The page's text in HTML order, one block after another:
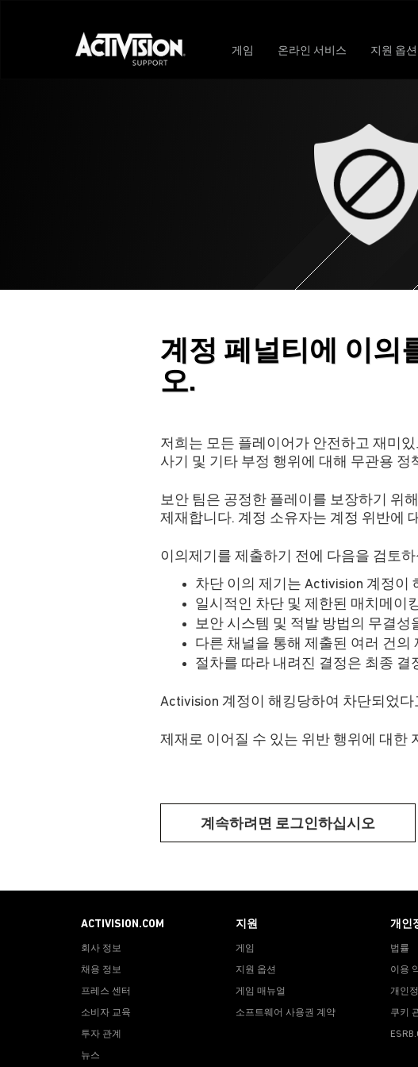
게임 온라인 서비스 지원 옵션
계정 페널티에 이의
오.
저희는 모든 플레이어가 안전하고 재미
사기 및 기타 부정 행위에 대해 무관용 정
보안 팀은 공정한 플레이를 보장하기 위
제재합니다. 계정 소유자는 계정 위반에
이의제기를 제출하기 전에 다음을 검토
차단 이의 제기는 Activision 계정이
일시적인 차단 및 제한된 매치메이
보안 시스템 및 적발 방법의 무결
다른 채널을 통해 제출된 여러 건
절차를 따라 내려진 결정은 최종 결
Activision 계정이 해킹당하여 차단되었다
제재로 이어질 수 있는 위반 행위에 대한
계속하려면 로그인하십시오
ACTIVISION.COM
회사 정보
채용 정보
프레스 센터
소비자 교육
투자 관계
뉴스
지원
게임
지원 옵션
게임 매뉴얼
소프트웨어 사용권 계약
개인
법률
이용
개인
쿠키